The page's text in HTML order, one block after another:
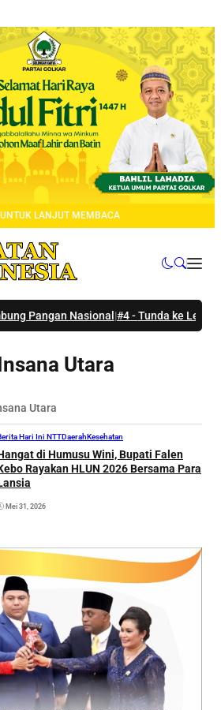
UNTUK LANJUT MEMBACA
Nasional|#4 -Tunda ke Lembata
Utara
Utara
Hari Ini NTTDaerahKesehatan
di Humusu Wini, Bupati Falen
Rayakan HLUN 2026 Bersama Para
Mei 31, 2026